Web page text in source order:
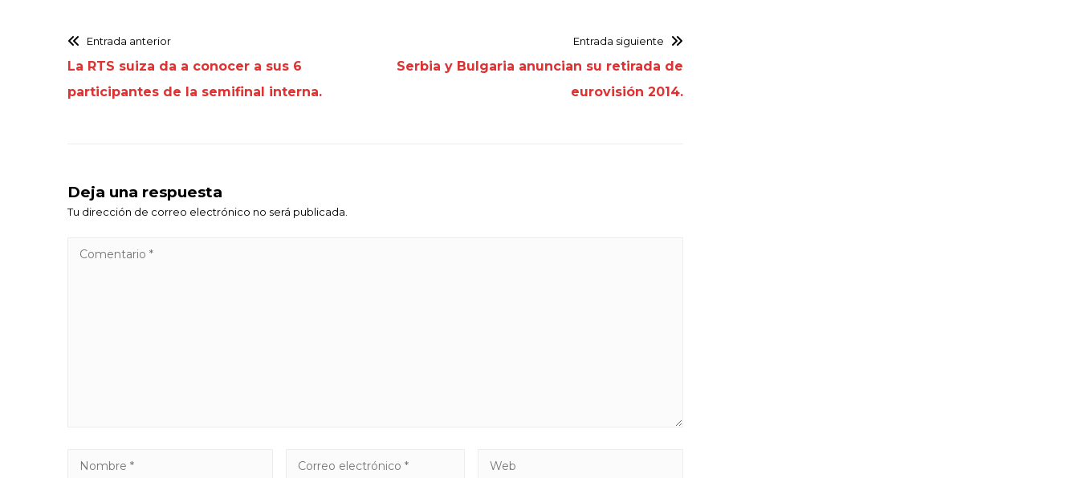
Entrada anterior
La RTS suiza da a conocer a sus 6
participantes de la semifinal interna.
Entrada siguiente
Serbia y Bulgaria anuncian su retirada de
eurovisión 2014.
Deja una respuesta
Tu dirección de correo electrónico no será publicada.